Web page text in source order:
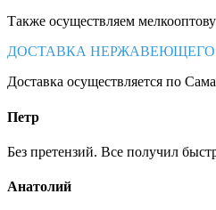
Также осуществляем
ДОСТАВКА
Доставка осуществляется по
Петр
Без претензий. Все получил
Анатолий